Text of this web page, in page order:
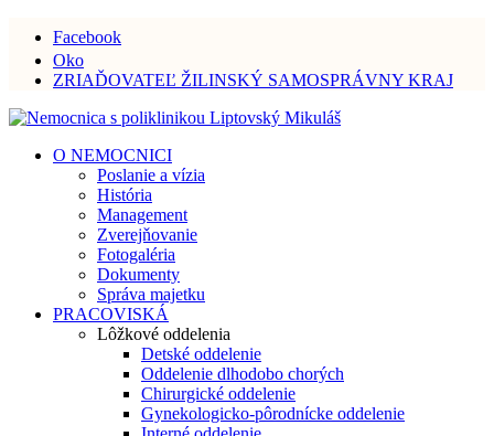
Facebook
Oko
ZRIAĎOVATEĽ ŽILINSKÝ SAMOSPRÁVNY KRAJ
O NEMOCNICI
Poslanie a vízia
História
Management
Zverejňovanie
Fotogaléria
Dokumenty
Správa majetku
PRACOVISKÁ
Lôžkové oddelenia
Detské oddelenie
Oddelenie dlhodobo chorých
Chirurgické oddelenie
Gynekologicko-pôrodnícke oddelenie